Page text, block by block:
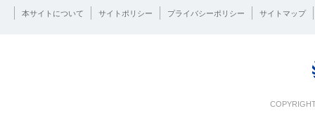
本サイトについて サイトポリシー プライバシーポリシー サイトマップ